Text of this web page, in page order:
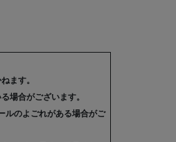
ます。
場合がございます。
ルのよごれがある場合がご